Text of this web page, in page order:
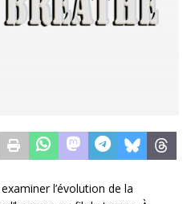
l’évolution de la